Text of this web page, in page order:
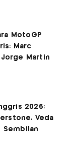
MotoGP
Marc
Jorge Martin
2026:
Veda
Sembilan